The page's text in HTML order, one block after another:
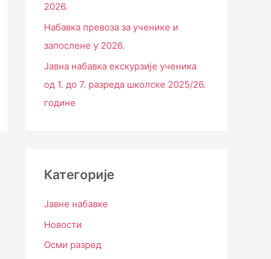
2026.
Набавка превоза за ученике и
запослене у 2026.
Јавна набавка екскурзије ученика
од 1. до 7. разреда школске 2025/26.
године
Категорије
Јавне набавке
Новости
Осми разред